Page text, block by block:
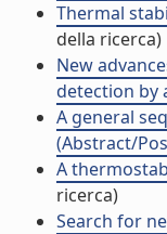
Thermal
della ricerca)
New
detection by
A general
(Abstract/
A
ricerca)
Search for